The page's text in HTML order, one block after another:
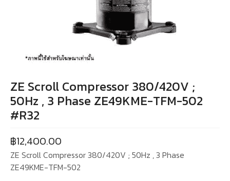
ZE Scroll Compressor 380/420V ;
50Hz , 3 Phase ZE49KME-TFM-502
#R32
฿12,400.00
ZE Scroll Compressor 380/420V ; 50Hz , 3 Phase
ZE49KME-TFM-502